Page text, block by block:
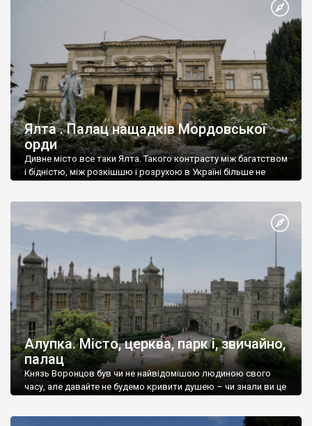
Ялта . Палац нащадків Мордовської
орди
Дивне місто все таки Ялта. Такого контрасту між багатством
і бідністю, між розкішшю і розрухою в Україні більше не
Алупка. Місто, церква, парк і, звичайно,
палац
Князь Воронцов був чи не найвідомішою людиною свого
часу, але давайте не будемо кривити душею – чи знали ви це